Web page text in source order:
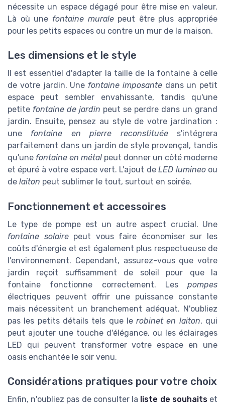
nécessite un espace dégagé pour être mise en valeur.
Là où une fontaine muralepeut être plus appropriée
pour les petits espaces ou contre un mur de la maison.
Les dimensions et le style
Il est essentiel d'adapter la taille de la fontaine à celle
de votre jardin. Une fontaine imposantedans un petit
espace peut sembler envahissante, tandis qu'une
petite fontaine de jardin peut se perdre dans un grand
jardin. Ensuite, pensez au style de votre jardination :
une fontaine en pierre reconstituées'intégrera
parfaitement dans un jardin de style provençal, tandis
qu'une fontaine en métal peut donner un côté moderne
et épuré à votre espace vert. L'ajout deLED lumineoou
de laiton peut sublimer le tout, surtout en soirée.
Fonctionnement et accessoires
Le type de pompe est un autre aspect crucial. Une
fontaine solairepeut vous faire économiser sur les
coûts d'énergie et est également plus respectueuse de
l'environnement. Cependant, assurez-vous que votre
jardin reçoit suffisamment de soleil pour que la
fontaine fonctionne correctement. Les pompes
électriques peuvent offrir une puissance constante
mais nécessitent un branchement adéquat. N'oubliez
pas les petits détails tels que lerobinet en laiton, qui
peut ajouter une touche d'élégance, ou les éclairages
LED qui peuvent transformer votre espace en une
oasis enchantée le soir venu.
Considérations pratiques pour votre choix
Enfin, n'oubliez pas de consulter la liste de souhaitset